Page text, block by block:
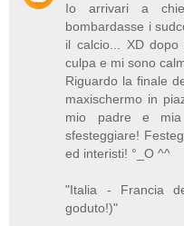
Io arrivari a
bombardasse i
il calcio... XD
culpa e mi sono
Riguardo la finale
maxischermo in
mio padre e
sfesteggiare!
ed interisti! °_O ^^
"Italia - Francia
goduto!)"